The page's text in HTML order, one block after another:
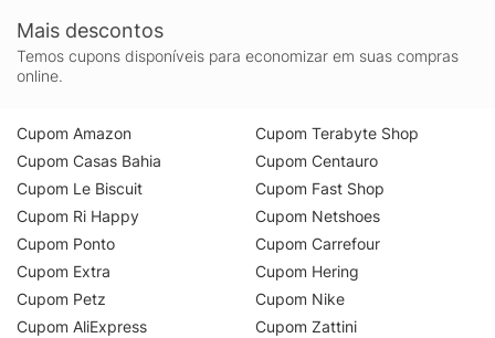
Mais descontos
Temos cupons disponíveis para economizar em suas compras
online.
Cupom Amazon
Cupom Casas Bahia
Cupom Le Biscuit
Cupom Ri Happy
Cupom Ponto
Cupom Extra
Cupom Petz
Cupom AliExpress
Cupom Terabyte Shop
Cupom Centauro
Cupom Fast Shop
Cupom Netshoes
Cupom Carrefour
Cupom Hering
Cupom Nike
Cupom Zattini